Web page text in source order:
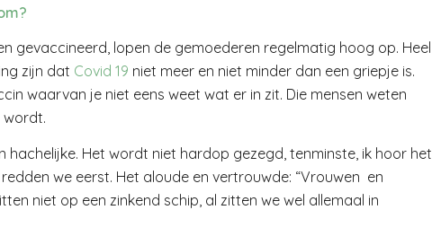
gevaccineerd, lopen de gemoederen regelmatig hoog op. Heel
zijn dat Covid 19 niet meer en niet minder dan een griepje is.
waarvan je niet eens weet wat er in zit. Die mensen weten
wordt.
hachelijke. Het wordt niet hardop gezegd, tenminste, ik hoor het
we eerst. Het aloude en vertrouwde: “Vrouwen en
niet op een zinkend schip, al zitten we wel allemaal in